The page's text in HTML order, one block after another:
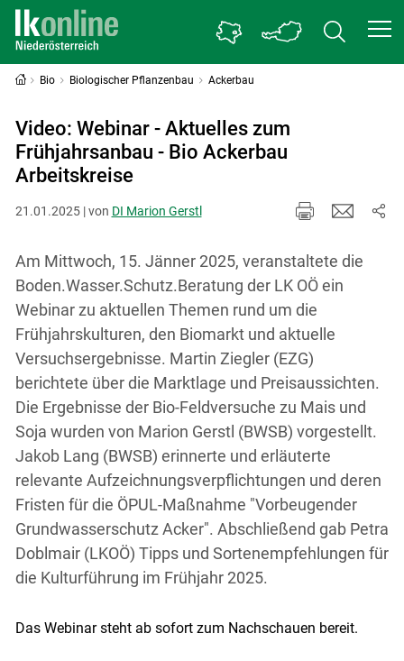
Bio Biologischer Pflanzenbau Ackerbau
Video: Webinar - Aktuelles zum
Frühjahrsanbau - Bio Ackerbau
Arbeitskreise
21.01.2025 | von DI Marion Gerstl
Am Mittwoch, 15. Jänner 2025, veranstaltete die
Boden.Wasser.Schutz.Beratung der LK OÖ ein
Webinar zu aktuellen Themen rund um die
Frühjahrskulturen, den Biomarkt und aktuelle
Versuchsergebnisse. Martin Ziegler (EZG)
berichtete über die Marktlage und Preisaussichten.
Die Ergebnisse der Bio-Feldversuche zu Mais und
Soja wurden von Marion Gerstl (BWSB) vorgestellt.
Jakob Lang (BWSB) erinnerte und erläuterte
relevante Aufzeichnungsverpflichtungen und deren
Fristen für die ÖPUL-Maßnahme "Vorbeugender
Grundwasserschutz Acker". Abschließend gab Petra
Doblmair (LKOÖ) Tipps und Sortenempfehlungen für
die Kulturführung im Frühjahr 2025.
Das Webinar steht ab sofort zum Nachschauen bereit.